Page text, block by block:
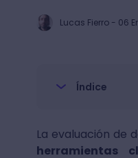
Lucas Fierro- 06
Índice
La evaluación de
herramientas